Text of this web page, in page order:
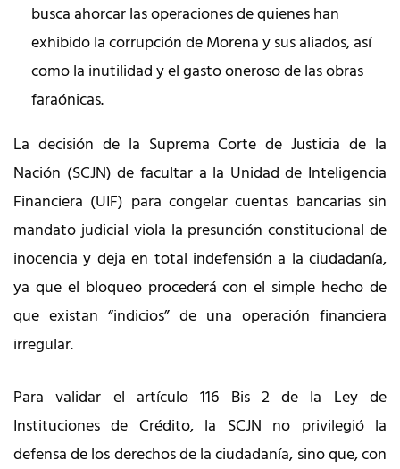
busca ahorcar las operaciones de quienes han
exhibido la corrupción de Morena y sus aliados, así
como la inutilidad y el gasto oneroso de las obras
faraónicas.
La decisión de la Suprema Corte de Justicia de la
Nación (SCJN) de facultar a la Unidad de Inteligencia
Financiera (UIF) para congelar cuentas bancarias sin
mandato judicial viola la presunción constitucional de
inocencia y deja en total indefensión a la ciudadanía,
ya que el bloqueo procederá con el simple hecho de
que existan “indicios” de una operación financiera
irregular.
Para validar el artículo 116 Bis 2 de la Ley de
Instituciones de Crédito, la SCJN no privilegió la
defensa de los derechos de la ciudadanía, sino que, con